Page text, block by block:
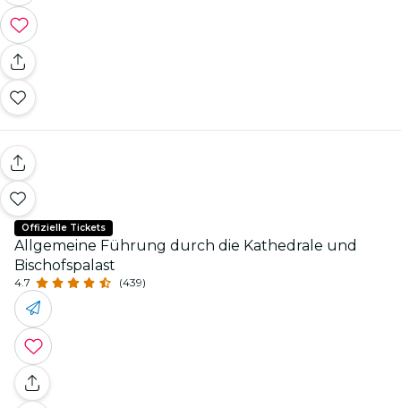
Offizielle Tickets
Allgemeine Führung durch die Kathedrale und
Bischofspalast
4.7 (439)